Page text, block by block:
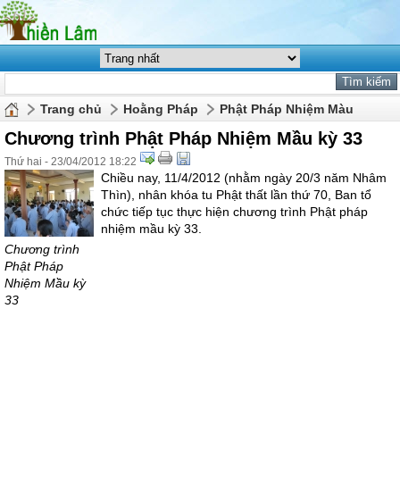
Trang chủ Hoằng Pháp Phật Pháp Nhiệm Màu
Chương trình Phật Pháp Nhiệm Mầu kỳ 33
Thứ hai - 23/04/2012 18:22
Chương trình
Phật Pháp
Nhiệm Mầu kỳ
33
Chiều nay, 11/4/2012 (nhằm ngày 20/3 năm Nhâm
Thìn), nhân khóa tu Phật thất lần thứ 70, Ban tổ
chức tiếp tục thực hiện chương trình Phật pháp
nhiệm mầu kỳ 33.